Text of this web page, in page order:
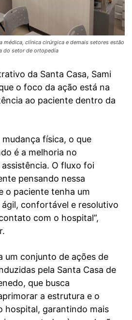
médica, clínica cirúrgica e demais setores estão
do setor de ortopedia
da Santa Casa, Sami
o foco da ação está na
ao paciente dentro da
mudança física, o que
é a melhoria no
O fluxo foi
pensando nessa
o paciente tenha um
confortável e resolutivo
com o hospital”,
um conjunto de ações de
pela Santa Casa de
que busca
a estrutura e o
hospital, garantindo mais